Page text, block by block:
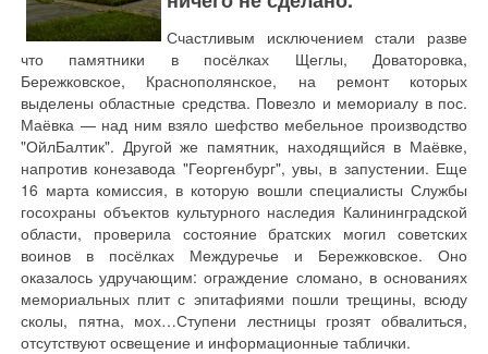
Счастливым исключением стали разве
что памятники в посёлках Щеглы, Доваторовка,
Бережковское, Краснополянское, на ремонт которых
выделены областные средства. Повезло и мемориалу в пос.
Маёвка — над ним взяло шефство мебельное производство
"ОйлБалтик". Другой же памятник, находящийся в Маёвке,
напротив конезавода "Георгенбург", увы, в запустении. Еще
16 марта комиссия, в которую вошли специалисты Службы
госохраны объектов культурного наследия Калининградской
области, проверила состояние братских могил советских
воинов в посёлках Междуречье и Бережковское. Оно
оказалось удручающим: ограждение сломано, в основаниях
мемориальных плит с эпитафиями пошли трещины, всюду
сколы, пятна, мох…Ступени лестницы грозят обвалиться,
отсутствуют освещение и информационные таблички.